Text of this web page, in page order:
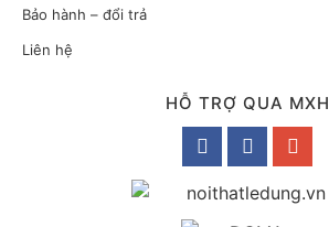
Bảo hành – đổi trả
Liên hệ
HỖ TRỢ QUA MXH